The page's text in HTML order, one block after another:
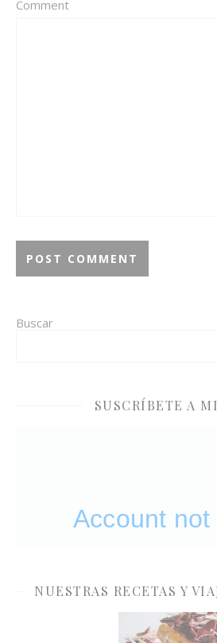
Comment
Buscar
SUSCRÍBETE A
NUESTRAS RECETAS Y